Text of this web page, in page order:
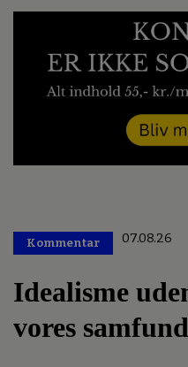
Kommentar 07.08.26
Idealisme
vores samfund